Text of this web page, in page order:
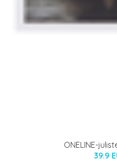
ONELINE-
39.9